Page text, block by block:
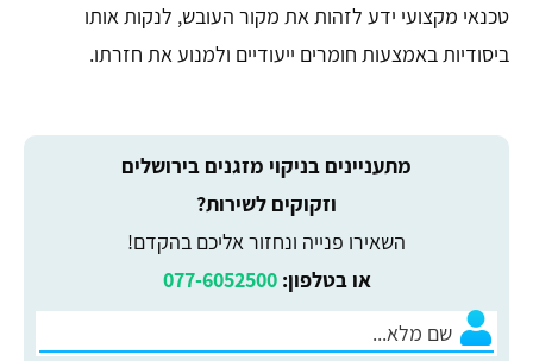
טכנאי מקצועי ידע לזהות את מקור העובש, לנקות אותו
ביסודיות באמצעות חומרים ייעודיים ולמנוע את חזרתו.
מתעניינים בניקוי מזגנים בירושלים
וזקוקים לשירות?
השאירו פנייה ונחזור אליכם בהקדם!
או בטלפון:077-6052500